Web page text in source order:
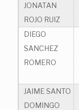
JONATAN
ROJO RUIZ
DIEGO
SANCHEZ
ROMERO
JAIME SANTO
DOMINGO